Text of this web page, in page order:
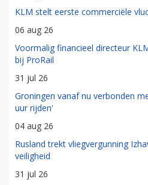
KLM stelt eerste commerciële
06 aug 26
Voormalig financieel directeur
bij ProRail
31 jul 26
Groningen vanaf nu verbonden
uur rijden'
04 aug 26
Rusland trekt vliegvergunning
veiligheid
31 jul 26